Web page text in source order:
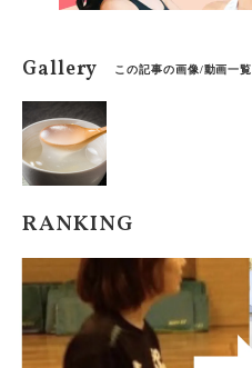
Gallery この記事の画像/動画一覧
RANKING